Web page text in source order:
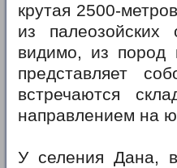
крутая 2500-
из
видимо, из пород
представляет
встречаются
направлением на
У селения Дана,